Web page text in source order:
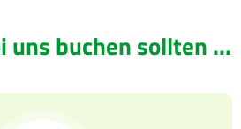
uns buchen sollten ...